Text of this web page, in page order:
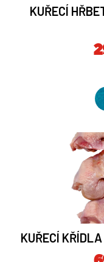
KUŘECÍ
KUŘECÍ